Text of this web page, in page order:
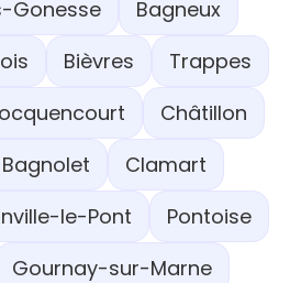
Gonesse
Bagneux
Bièvres
Trappes
Châtillon
Bagnolet
Clamart
le-Pont
Pontoise
Gournay-sur-Marne